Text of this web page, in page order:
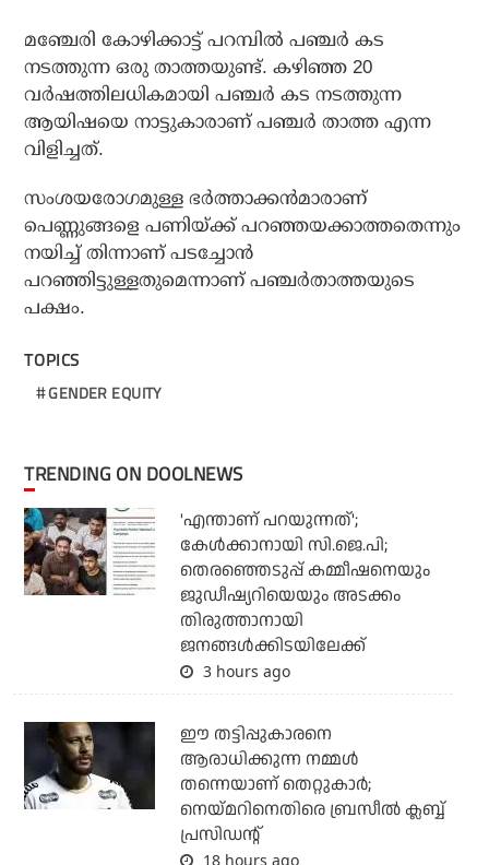
മഞ്ചേരി കോഴിക്കാട്ട് പറമ്പില്‍ പഞ്ചര്‍ കട
നടത്തുന്ന ഒരു താത്തയുണ്ട്. കഴിഞ്ഞ 20
വര്‍ഷത്തിലധികമായി പഞ്ചര്‍ കട നടത്തുന്ന
ആയിഷയെ നാട്ടുകാരാണ് പഞ്ചര്‍ താത്ത എന്ന
വിളിച്ചത്.
സംശയരോഗമുള്ള ഭര്‍ത്താക്കന്‍മാരാണ്
പെണ്ണുങ്ങളെ പണിയ്ക്ക് പറഞ്ഞയക്കാത്തതെന്നും
നയിച്ച് തിന്നാണ് പടച്ചോന്‍
പറഞ്ഞിട്ടുള്ളതുമെന്നാണ് പഞ്ചര്‍താത്തയുടെ
പക്ഷം.
TOPICS
GENDER EQUITY
TRENDING ON DOOLNEWS
'എന്താണ് പറയുന്നത്';
കേള്‍ക്കാനായി സി.ജെ.പി;
തെരഞ്ഞെടുപ്പ് കമ്മീഷനെയും
ജുഡീഷ്യറിയെയും അടക്കം
തിരുത്താനായി
ജനങ്ങള്‍ക്കിടയിലേക്ക്
3 hours ago
ഈ തട്ടിപ്പുകാരനെ
ആരാധിക്കുന്ന നമ്മള്‍
തന്നെയാണ് തെറ്റുകാര്‍;
നെയ്മറിനെതിരെ ബ്രസീല്‍ ക്ലബ്ബ്
പ്രസിഡന്റ്
18 hours ago